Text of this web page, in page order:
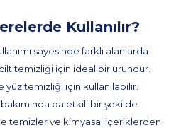
Kullanılır?
sayesinde farklı alanlarda
temizliği için ideal bir üründür.
temizliği için kullanılabilir.
da etkili bir şekilde
temizler ve kimyasal içeriklerden